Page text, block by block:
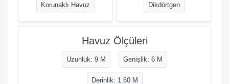
Korunaklı Havuz Dikdörtgen
Havuz Ölçüleri
Uzunluk: 9 M Genişlik: 6 M
Derinlik: 1.60 M